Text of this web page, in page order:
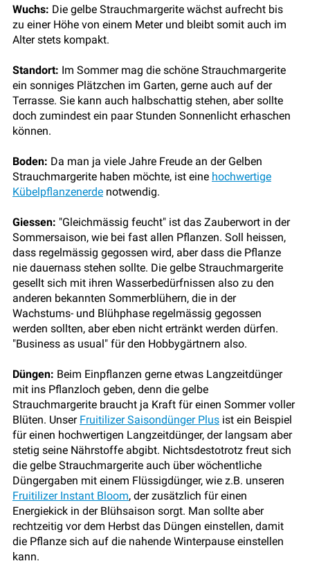
Wuchs: Die gelbe Strauchmargerite wächst aufrecht bis
zu einer Höhe von einem Meter und bleibt somit auch im
Alter stets kompakt.
Standort: Im Sommer mag die schöne Strauchmargerite
ein sonniges Plätzchen im Garten, gerne auch auf der
Terrasse. Sie kann auch halbschattig stehen, aber sollte
doch zumindest ein paar Stunden Sonnenlicht erhaschen
können.
Boden: Da man ja viele Jahre Freude an der Gelben
Strauchmargerite haben möchte, ist eine hochwertige
Kübelpflanzenerde notwendig.
Giessen: "Gleichmässig feucht" ist das Zauberwort in der
Sommersaison, wie bei fast allen Pflanzen. Soll heissen,
dass regelmässig gegossen wird, aber dass die Pflanze
nie dauernass stehen sollte. Die gelbe Strauchmargerite
gesellt sich mit ihren Wasserbedürfnissen also zu den
anderen bekannten Sommerblühern, die in der
Wachstums- und Blühphase regelmässig gegossen
werden sollten, aber eben nicht ertränkt werden dürfen.
"Business as usual" für den Hobbygärtnern also.
Düngen: Beim Einpflanzen gerne etwas Langzeitdünger
mit ins Pflanzloch geben, denn die gelbe
Strauchmargerite braucht ja Kraft für einen Sommer voller
Blüten. Unser Fruitilizer Saisondünger Plus ist ein Beispiel
für einen hochwertigen Langzeitdünger, der langsam aber
stetig seine Nährstoffe abgibt. Nichtsdestotrotz freut sich
die gelbe Strauchmargerite auch über wöchentliche
Düngergaben mit einem Flüssigdünger, wie z.B. unseren
Fruitilizer Instant Bloom, der zusätzlich für einen
Energiekick in der Blühsaison sorgt. Man sollte aber
rechtzeitig vor dem Herbst das Düngen einstellen, damit
die Pflanze sich auf die nahende Winterpause einstellen
kann.